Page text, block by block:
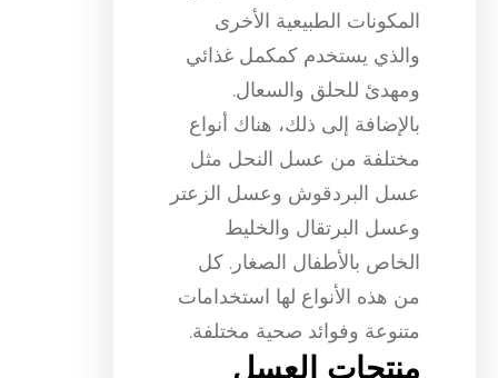
المكونات الطبيعية الأخرى
والذي يستخدم كمكمل غذائي
ومهدئ للحلق والسعال.
بالإضافة إلى ذلك، هناك أنواع
مختلفة من عسل النحل مثل
عسل البردقوش وعسل الزعتر
وعسل البرتقال والخليط
الخاص بالأطفال الصغار. كل
من هذه الأنواع لها استخدامات
متنوعة وفوائد صحية مختلفة.
منتجات العسل